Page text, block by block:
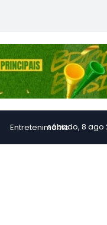
Família de Alfredo
Entretenimentosábado, 8 ago